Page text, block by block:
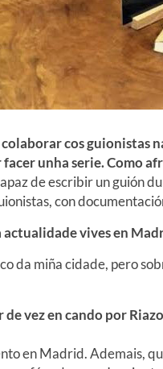
colaborar cos guionistas
unha serie. Como
de escribir un guión
con
vives en
da miña cidade, pero
de vez en cando por
en Madrid. Ademais,